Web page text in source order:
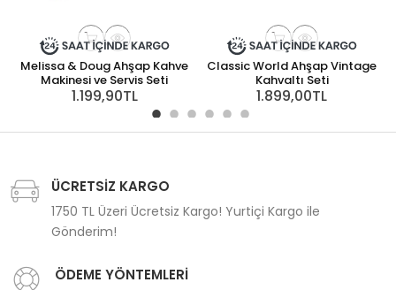
Melissa & Doug Ahşap Kahve
Makinesi ve Servis Seti
1.199,90TL
Classic World Ahşap Vintage
Kahvaltı Seti
1.899,00TL
ÜCRETSİZ KARGO
1750 TL Üzeri Ücretsiz Kargo! Yurtiçi Kargo ile
Gönderim!
ÖDEME YÖNTEMLERİ